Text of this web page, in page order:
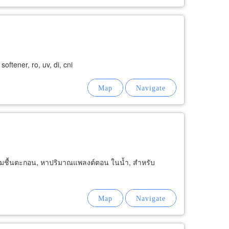
ro, uv, di, cni
มชื้นตะกอน, หาปริมาณแพลงต์ตอน ในน้ำ, สำหรับ